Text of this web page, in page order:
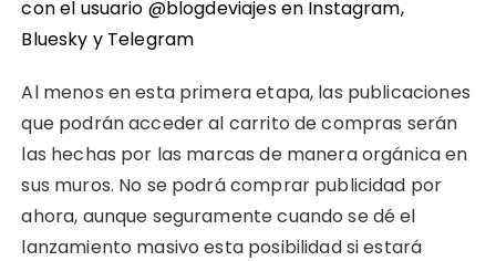
con el usuario @blogdeviajes en Instagram,
Bluesky y Telegram
Al menos en esta primera etapa, las publicaciones
que podrán acceder al carrito de compras serán
las hechas por las marcas de manera orgánica en
sus muros. No se podrá comprar publicidad por
ahora, aunque seguramente cuando se dé el
lanzamiento masivo esta posibilidad si estará